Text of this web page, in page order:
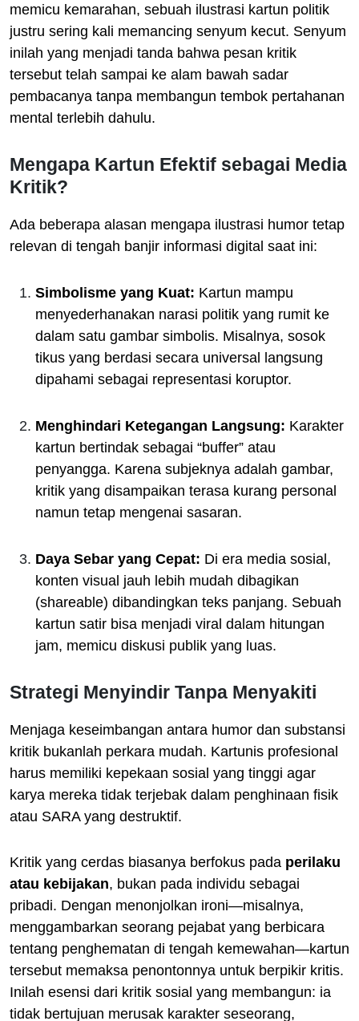
memicu kemarahan, sebuah ilustrasi kartun politik
justru sering kali memancing senyum kecut. Senyum
inilah yang menjadi tanda bahwa pesan kritik
tersebut telah sampai ke alam bawah sadar
pembacanya tanpa membangun tembok pertahanan
mental terlebih dahulu.
Mengapa Kartun Efektif sebagai Media
Kritik?
Ada beberapa alasan mengapa ilustrasi humor tetap
relevan di tengah banjir informasi digital saat ini:
Simbolisme yang Kuat: Kartun mampu
menyederhanakan narasi politik yang rumit ke
dalam satu gambar simbolis. Misalnya, sosok
tikus yang berdasi secara universal langsung
dipahami sebagai representasi koruptor.
Menghindari Ketegangan Langsung: Karakter
kartun bertindak sebagai “buffer” atau
penyangga. Karena subjeknya adalah gambar,
kritik yang disampaikan terasa kurang personal
namun tetap mengenai sasaran.
Daya Sebar yang Cepat: Di era media sosial,
konten visual jauh lebih mudah dibagikan
(shareable) dibandingkan teks panjang. Sebuah
kartun satir bisa menjadi viral dalam hitungan
jam, memicu diskusi publik yang luas.
Strategi Menyindir Tanpa Menyakiti
Menjaga keseimbangan antara humor dan substansi
kritik bukanlah perkara mudah. Kartunis profesional
harus memiliki kepekaan sosial yang tinggi agar
karya mereka tidak terjebak dalam penghinaan fisik
atau SARA yang destruktif.
Kritik yang cerdas biasanya berfokus pada perilaku
atau kebijakan, bukan pada individu sebagai
pribadi. Dengan menonjolkan ironi—misalnya,
menggambarkan seorang pejabat yang berbicara
tentang penghematan di tengah kemewahan—kartun
tersebut memaksa penontonnya untuk berpikir kritis.
Inilah esensi dari kritik sosial yang membangun: ia
tidak bertujuan merusak karakter seseorang,